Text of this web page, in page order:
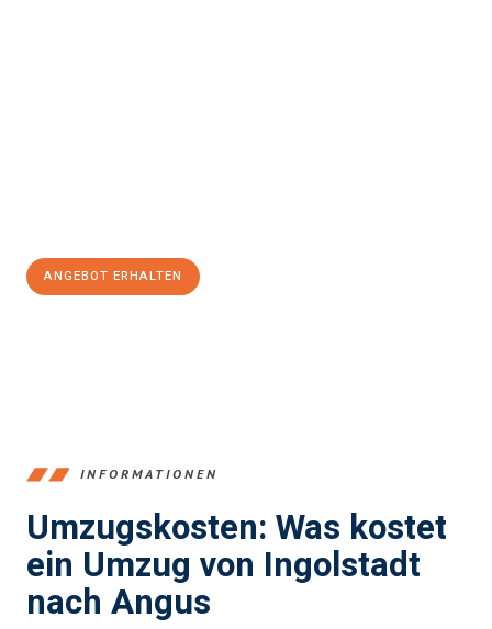
ANGEBOT ERHALTEN
INFORMATIONEN
Umzugskosten: Was kostet
ein Umzug von Ingolstadt
nach Angus